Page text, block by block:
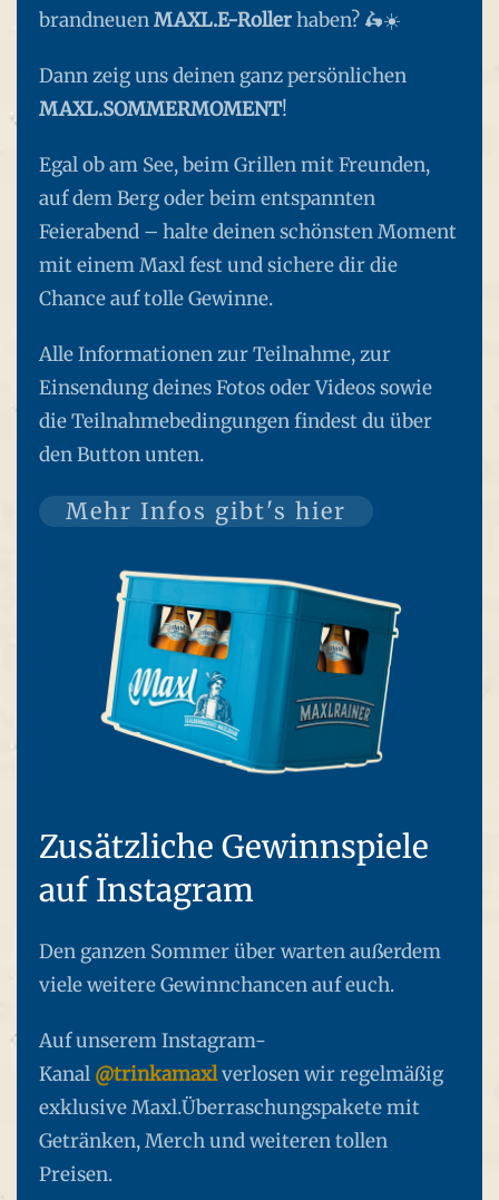
brandneuenMAXL.E-Rollerhaben? 🛵☀️
Dann zeig uns deinen ganz persönlichen
MAXL.SOMMERMOMENT!
Egal ob am See, beim Grillen mit Freunden,
auf dem Berg oder beim entspannten
Feierabend – halte deinen schönsten Moment
mit einem Maxl fest und sichere dir die
Chance auf tolle Gewinne.
Alle Informationen zur Teilnahme, zur
Einsendung deines Fotos oder Videos sowie
die Teilnahmebedingungen findest du über
den Button unten.
Mehr Infos gibt's hier
Zusätzliche Gewinnspiele
auf Instagram
Den ganzen Sommer über warten außerdem
viele weitere Gewinnchancen auf euch.
Auf unserem Instagram-
Kanal @trinkamaxlverlosen wir regelmäßig
exklusive Maxl.Überraschungspakete mit
Getränken, Merch und weiteren tollen
Preisen.